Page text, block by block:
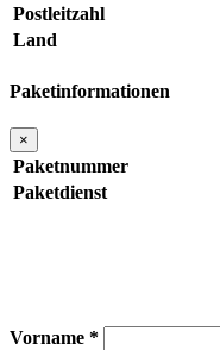
Postleitzahl
Land
Paketinformationen
×
Paketnummer
Paketdienst
Vorname *